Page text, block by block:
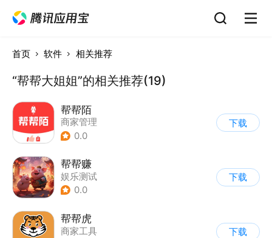
首页 软件 相关推荐
“帮帮大姐姐”的相关推荐(19)
帮帮陌
商家管理
0.0
下载
帮帮赚
娱乐测试
0.0
下载
帮帮虎
商家工具
下载